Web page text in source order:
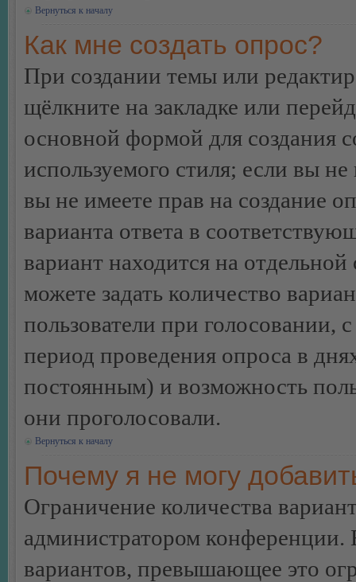
Вернуться к началу
Как мне создать опрос?
При создании темы или
щёлкните на закладке или
основной формой для создания
используемого стиля; если вы
вы не имеете прав на создание
варианта ответа в
вариант находится на
можете задать количество
пользователи при
период проведения опроса в
постоянным) и возможность
они проголосовали.
Вернуться к началу
Почему я не могу
Ограничение количества
администратором конференции.
вариантов, превышающее это